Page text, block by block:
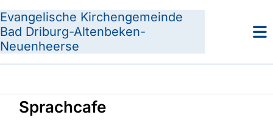
Evangelische Kirchengemeinde
Bad Driburg-Altenbeken-
Neuenheerse
Sprachcafe